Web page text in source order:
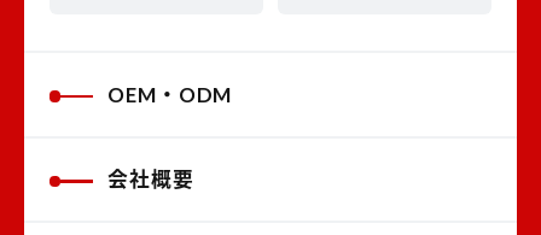
OEM・ODM
会社概要